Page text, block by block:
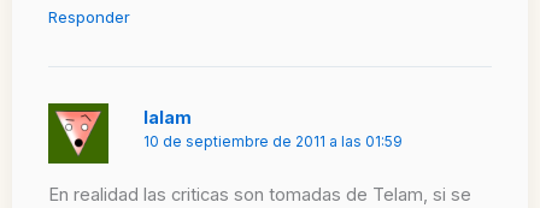
Responder
lalam
10 de septiembre de 2011 a las 01:59
En realidad las criticas son tomadas de Telam, si se